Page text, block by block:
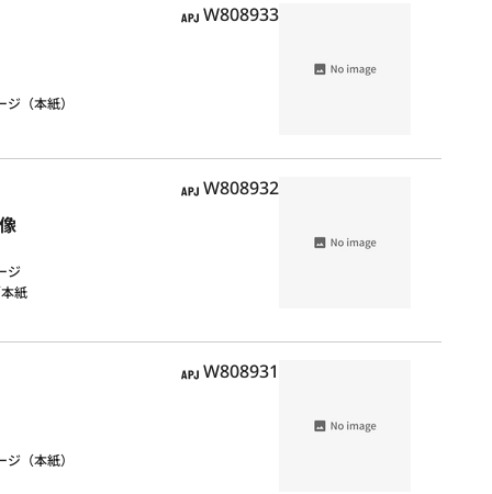
APJ
W808933
ジ（本紙）
APJ
W808932
ジ
紙
APJ
W808931
ジ（本紙）